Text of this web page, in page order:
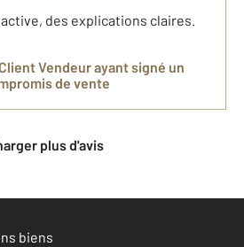
des explications claires.
Client Vendeurayant signé un
de vente
plus d'avis
biens